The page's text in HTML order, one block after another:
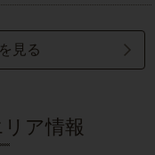
見る
ア情報